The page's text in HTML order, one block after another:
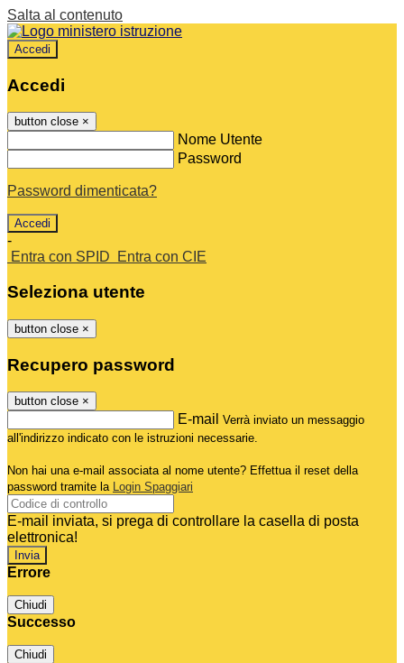
Salta al contenuto
Accedi
Accedi
button close ×
Nome Utente
Password
Password dimenticata?
-
Entra con SPID
Entra con CIE
Seleziona utente
button close ×
Recupero password
button close ×
E-mail Verrà inviato un messaggio
all'indirizzo indicato con le istruzioni necessarie.
Non hai una e-mail associata al nome utente? Effettua il reset della
password tramite la Login Spaggiari
E-mail inviata, si prega di controllare la casella di posta
elettronica!
Errore
Chiudi
Successo
Chiudi